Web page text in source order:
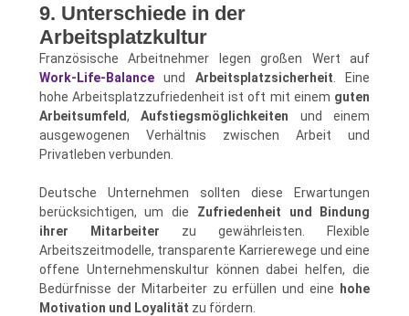
9. Unterschiede in der
Arbeitsplatzkultur
Französische Arbeitnehmer legen großen Wert auf
Work-Life-Balanceund Arbeitsplatzsicherheit . Eine
hohe Arbeitsplatzzufriedenheit ist oft mit einem guten
Arbeitsumfeld,Aufstiegsmöglichkeiten und einem
ausgewogenen Verhältnis zwischen Arbeit und
Privatleben verbunden.
Deutsche Unternehmen sollten diese Erwartungen
berücksichtigen, um die Zufriedenheit und Bindung
ihrer Mitarbeiter zu gewährleisten. Flexible
Arbeitszeitmodelle, transparente Karrierewege und eine
offene Unternehmenskultur können dabei helfen, die
Bedürfnisse der Mitarbeiter zu erfüllen und eine
hohe
Motivation und Loyalität zu fördern.